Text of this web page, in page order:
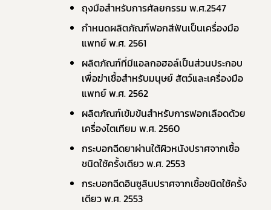
ถุงมือสำหรับการศัลยกรรม พ.ศ.2547
กำหนดผลิตภัณฑ์ฟอกสีฟันเป็นเครื่องมือ
ผลิตภัณฑ์ที่มีแอลกอฮอล์เป็นส่วนประกอบ
เพื่อฆ่าเชื้อสําหรับมนุษย์ สัตว์และเครื่องมือ
แพทย์ พ.ศ. 2562
ผลิตภัณฑ์เข้มข้นสําหรับการฟอกเลือดด้วย
กระบอกฉีดยาผ่านใต้ผิวหนังปราศจากเชื้อ
กระบอกฉีดอินซูลินปราศจากเชื้อชนิดใช้ครั้ง